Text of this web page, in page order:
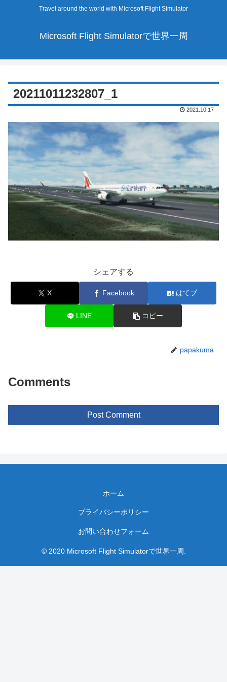
Travel around the world with Microsoft Flight Simulator
Microsoft Flight Simulatorで世界一周
20211011232807_1
2021.10.17
シェアする
X Facebook はてブ
LINE コピー
papakuma
Comments
Post Comment
ホーム
プライバシーポリシー
お問い合わせフォーム
© 2020 Microsoft Flight Simulatorで世界一周.